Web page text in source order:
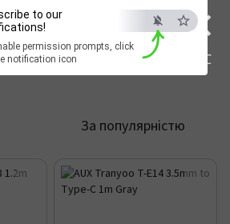
×
ESC
to our
permission prompts, click
notification icon
Кабелі в авто
За популярністю